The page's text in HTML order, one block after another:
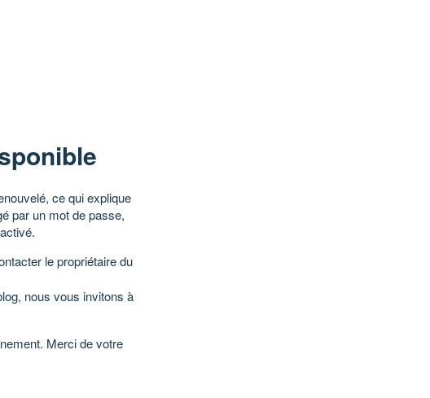
ce qui explique
par un mot de passe,
le propriétaire du
nous vous invitons à
Merci de votre